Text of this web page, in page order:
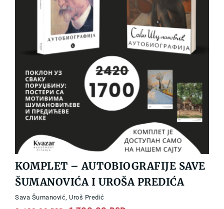
KOMPLET – AUTOBIOGRAFIJE SAVE
ŠUMANOVIĆA I UROŠA PREDIĆA
Sava Šumanović ,Uroš Predić